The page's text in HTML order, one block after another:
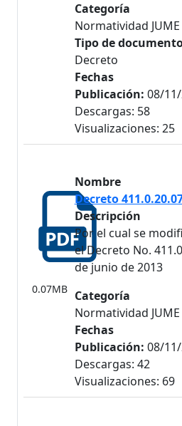
Categoría
Normatividad JUME
Tipo de
Decreto
Fechas
Publicación: 08/
Descargas: 58
Visualizaciones: 25
0.07MB
Nombre
Decreto
Descripción
Por el cual se
el Decreto No.
de junio de 2013
Categoría
Normatividad JUME
Fechas
Publicación: 08/
Descargas: 42
Visualizaciones: 69